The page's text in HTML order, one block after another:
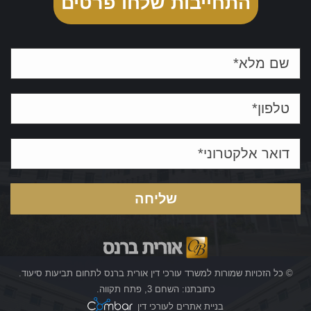
© כל הזכויות שמורות למשרד עורכי דין אורית ברנס לתחום תביעות סיעוד.
כתובתנו: השחם 3, פתח תקווה.
בניית אתרים לעורכי דין